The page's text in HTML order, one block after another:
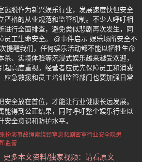
逃脱作为新兴娱乐行业，发展速度快但安全
严格的从业规范和监管机制。不少人呼吁相
进行全面排查，避免类似悲剧再次发生，同
员工生命安全。 @事件启示 娱乐场所安全不
提醒我们，任何娱乐活动都不能以牺牲生命
杀、实境体验等沉浸式娱乐越来越受欢迎，
起高度重视。经营者应优先保障员工和消费
应急救援和员工培训监管部门也要加强日常
安全放在首位，才能让行业健康长远发展。
能得到公正结果，同时呼吁整个娱乐行业以
全意识和防护水平。
扮演事故绳索绕颈窒息悲剧 密室行业安全隐患
监管
更多本文资料/独家视频：请看原文